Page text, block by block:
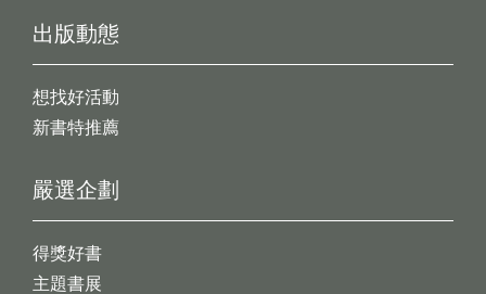
出版動態
想找好活動
新書特推薦
嚴選企劃
得獎好書
主題書展